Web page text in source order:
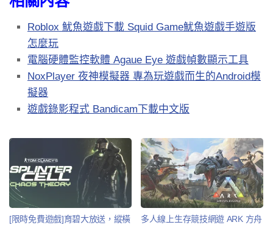
Roblox 魷魚遊戲下載 Squid Game魷魚遊戲手遊版
怎麼玩
電腦硬體監控軟體 Agaue Eye 遊戲幀數顯示工具
NoxPlayer 夜神模擬器 專為玩遊戲而生的Android模
擬器
遊戲錄影程式 Bandicam下載中文版
[限時免費遊戲]育碧大放送，縱橫
多人線上生存競技網遊 ARK 方舟